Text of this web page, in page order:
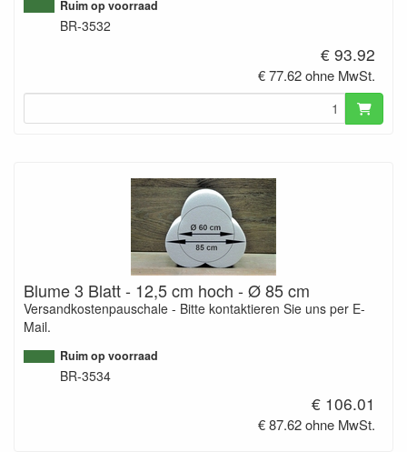
Ruim op voorraad
BR-3532
€ 93.92
€ 77.62 ohne MwSt.
Blume 3 Blatt - 12,5 cm hoch - Ø 85 cm
Versandkostenpauschale - Bitte kontaktieren Sie uns per E-
Mail.
Ruim op voorraad
BR-3534
€ 106.01
€ 87.62 ohne MwSt.